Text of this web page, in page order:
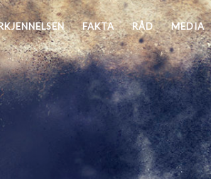
FAKTA RÅD MEDIA